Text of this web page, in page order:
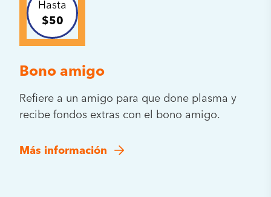
Hasta
$50
Bono amigo
Refiere a un amigo para que done plasma y
recibe fondos extras con el bono amigo.
Más información